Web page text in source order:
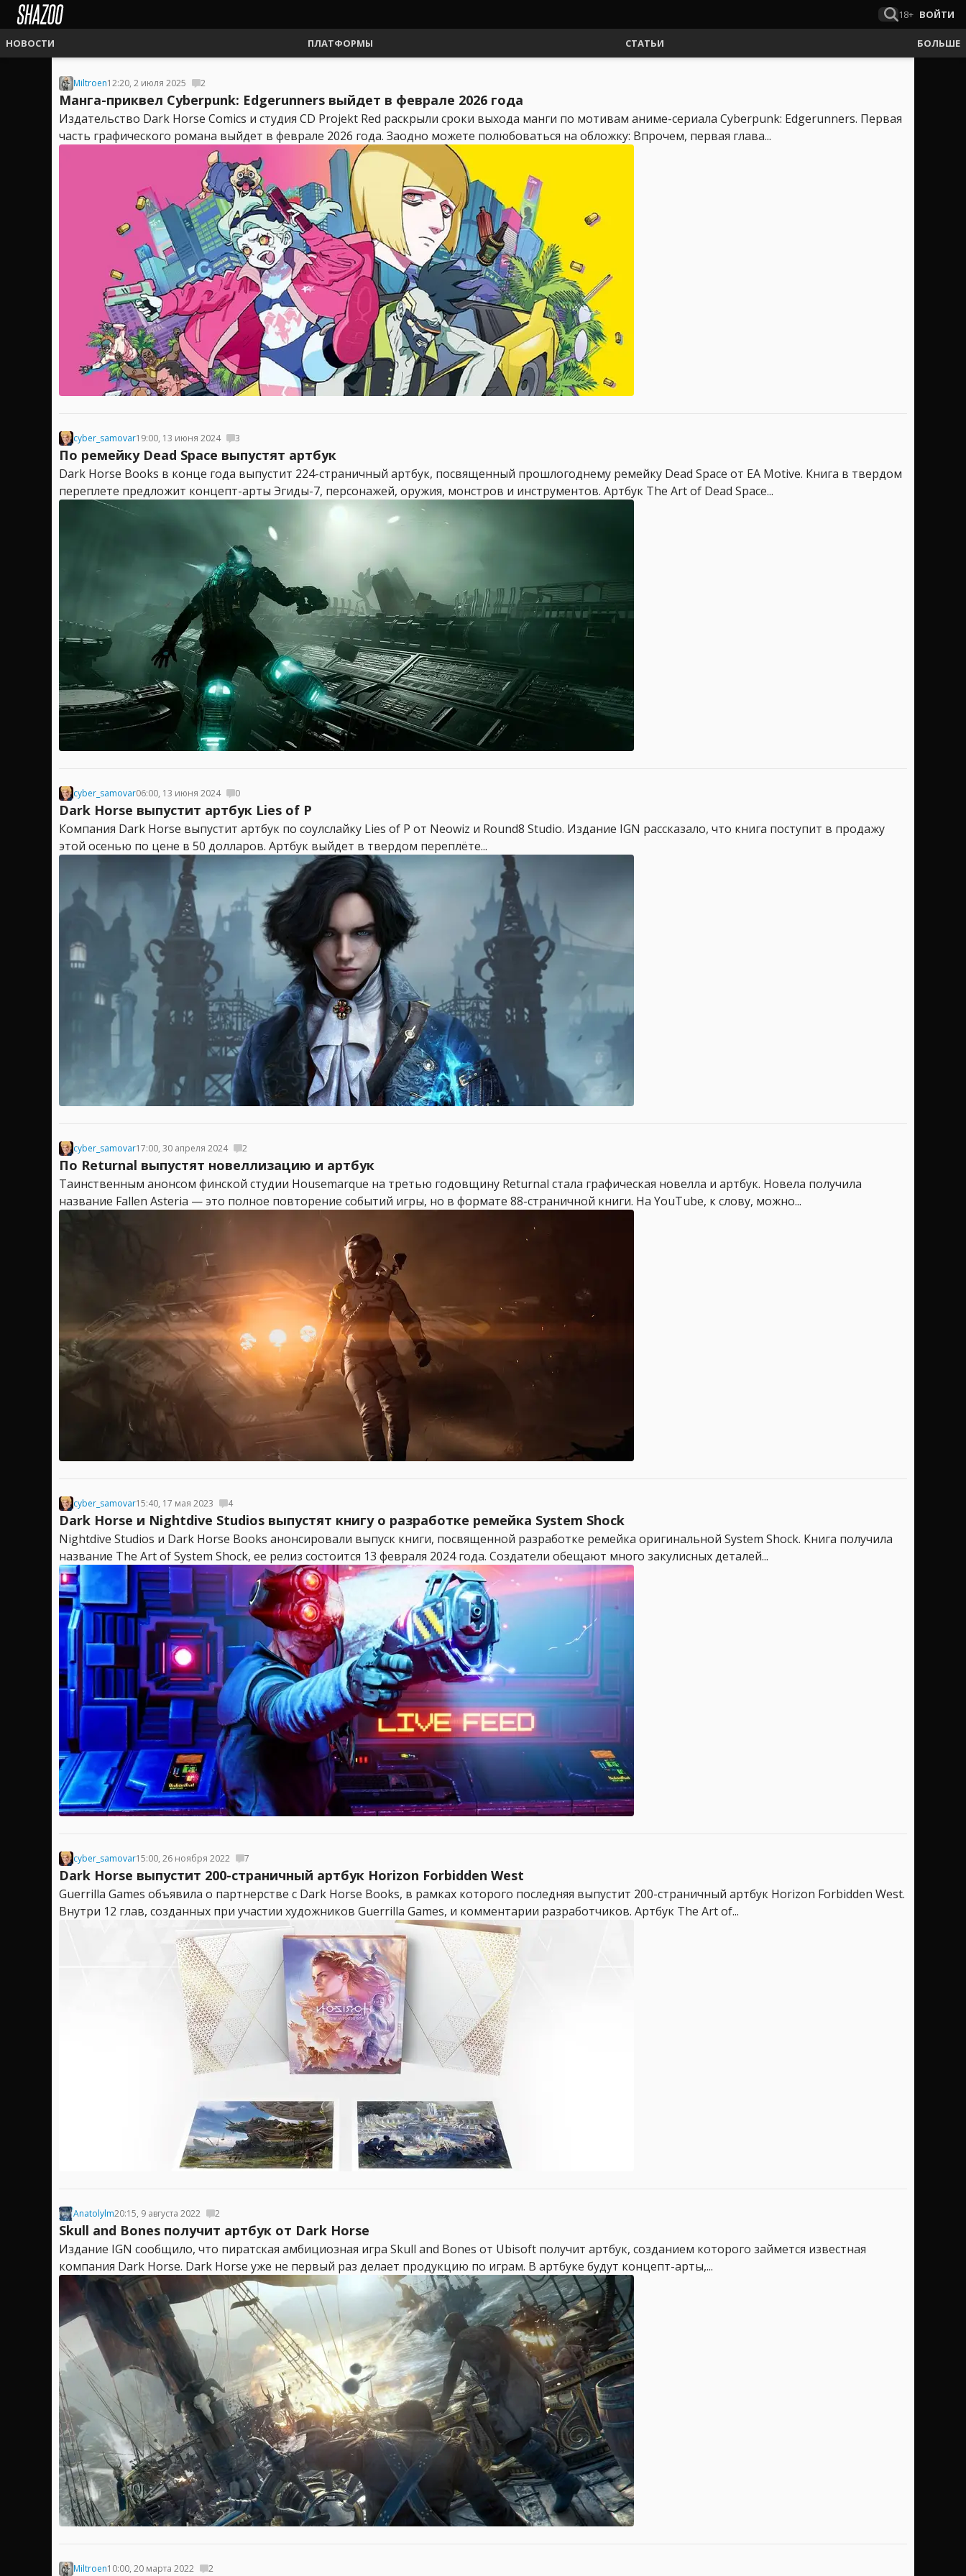
18+ ВОЙТИ
НОВОСТИ ПЛАТФОРМЫ СТАТЬИ БОЛЬШЕ
Miltroen12:20, 2 июля 2025 2
Манга-приквел Cyberpunk: Edgerunners выйдет в феврале 2026 года
Издательство Dark Horse Comics и студия CD Projekt Red раскрыли сроки выхода манги по мотивам аниме-сериала Cyberpunk: Edgerunners. Первая
часть графического романа выйдет в феврале 2026 года. Заодно можете полюбоваться на обложку: Впрочем, первая глава...
cyber_samovar19:00, 13 июня 2024 3
По ремейку Dead Space выпустят артбук
Dark Horse Books в конце года выпустит 224-страничный артбук, посвященный прошлогоднему ремейку Dead Space от EA Motive. Книга в твердом
переплете предложит концепт-арты Эгиды-7, персонажей, оружия, монстров и инструментов. Артбук The Art of Dead Space...
cyber_samovar06:00, 13 июня 2024 0
Dark Horse выпустит артбук Lies of P
Компания Dark Horse выпустит артбук по соулслайку Lies of P от Neowiz и Round8 Studio. Издание IGN рассказало, что книга поступит в продажу
этой осенью по цене в 50 долларов. Артбук выйдет в твердом переплёте...
cyber_samovar17:00, 30 апреля 2024 2
По Returnal выпустят новеллизацию и артбук
Таинственным анонсом финской студии Housemarque на третью годовщину Returnal стала графическая новелла и артбук. Новела получила
название Fallen Asteria — это полное повторение событий игры, но в формате 88-страничной книги. На YouTube, к слову, можно...
cyber_samovar15:40, 17 мая 2023 4
Dark Horse и Nightdive Studios выпустят книгу о разработке ремейка System Shock
Nightdive Studios и Dark Horse Books анонсировали выпуск книги, посвященной разработке ремейка оригинальной System Shock. Книга получила
название The Art of System Shock, ее релиз состоится 13 февраля 2024 года. Создатели обещают много закулисных деталей...
cyber_samovar15:00, 26 ноября 2022 7
Dark Horse выпустит 200-страничный артбук Horizon Forbidden West
Guerrilla Games объявила о партнерстве с Dark Horse Books, в рамках которого последняя выпустит 200-страничный артбук Horizon Forbidden West.
Внутри 12 глав, созданных при участии художников Guerrilla Games, и комментарии разработчиков. Артбук The Art of...
Anatolylm20:15, 9 августа 2022 2
Skull and Bones получит артбук от Dark Horse
Издание IGN сообщило, что пиратская амбициозная игра Skull and Bones от Ubisoft получит артбук, созданием которого займется известная
компания Dark Horse. Dark Horse уже не первый раз делает продукцию по играм. В артбуке будут концепт-арты,...
Miltroen10:00, 20 марта 2022 2